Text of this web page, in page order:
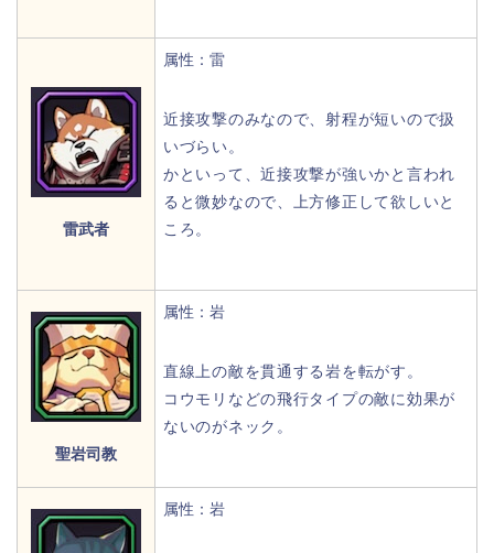
雷武者
属性：雷
近接攻撃のみなので、射程が短いので扱
いづらい。
かといって、近接攻撃が強いかと言われ
ると微妙なので、上方修正して欲しいと
ころ。
聖岩司教
属性：岩
直線上の敵を貫通する岩を転がす。
コウモリなどの飛行タイプの敵に効果が
ないのがネック。
属性：岩